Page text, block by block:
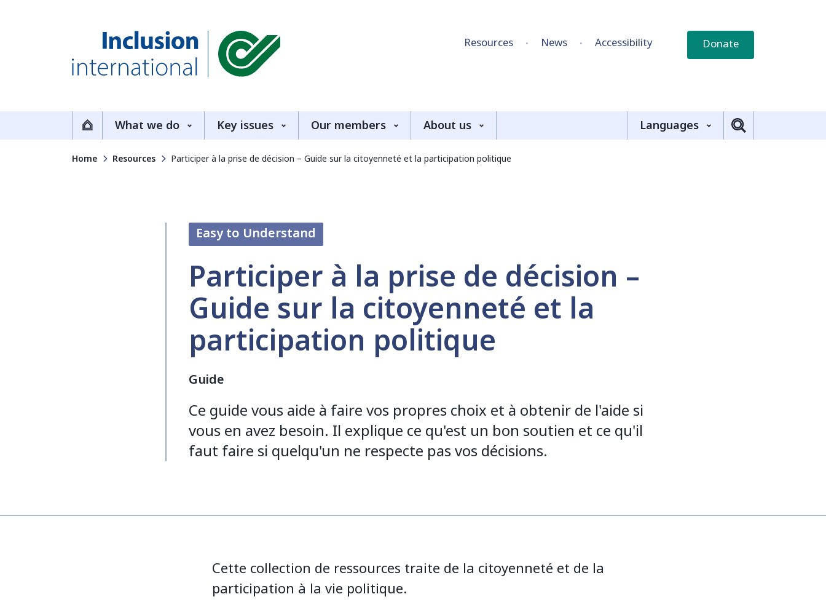
Resources News Accessibility Donate
HomeWhat we do Key issues Our members About us Languages
Home Resources Participer à la prise de décision – Guide sur la citoyenneté et la participation politique
Easy to Understand
Participer à la prise de décision –
Guide sur la citoyenneté et la
participation politique
Guide
Ce guide vous aide à faire vos propres choix et à obtenir de l'aide si
vous en avez besoin. Il explique ce qu'est un bon soutien et ce qu'il
faut faire si quelqu'un ne respecte pas vos décisions.
Cette collection de ressources traite de la citoyenneté et de la
participation à la vie politique.